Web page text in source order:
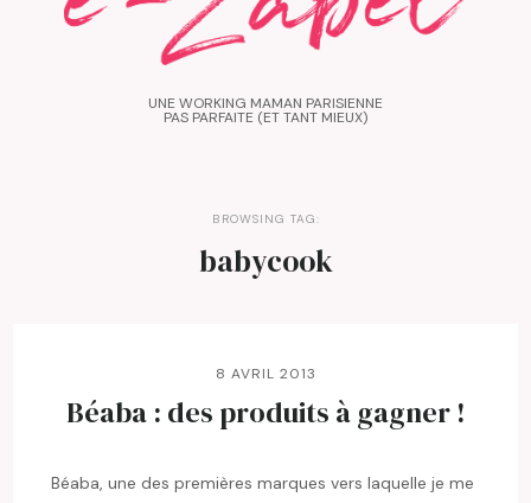
UNE WORKING MAMAN PARISIENNE
PAS PARFAITE (ET TANT MIEUX)
BROWSING TAG:
babycook
8 AVRIL 2013
Béaba : des produits à gagner !
Béaba, une des premières marques vers laquelle je me